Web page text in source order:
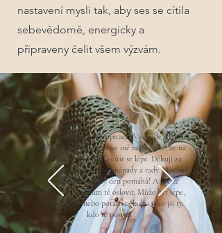
nastavení mysli tak, aby ses se cítila
sebevědomě, energicky a
připraveny čelit všem výzvám.
Moni, moc díky za inspiraci . Vždy jde o úhel
pohledu a přístup, a dříve mě nenapadlo, že na
tom můžu pracovat a cítit se lépe. Děkuji za
otevření nových cest, za nápady a rady. Moc mi
to pomohlo a každý den pomáhá! A určitě
doporučuji ostatním tě oslovit. Může být lépe,
stačí jen chtít nebo potakt někoho jako jsi ty,
kdo tě postrčí .